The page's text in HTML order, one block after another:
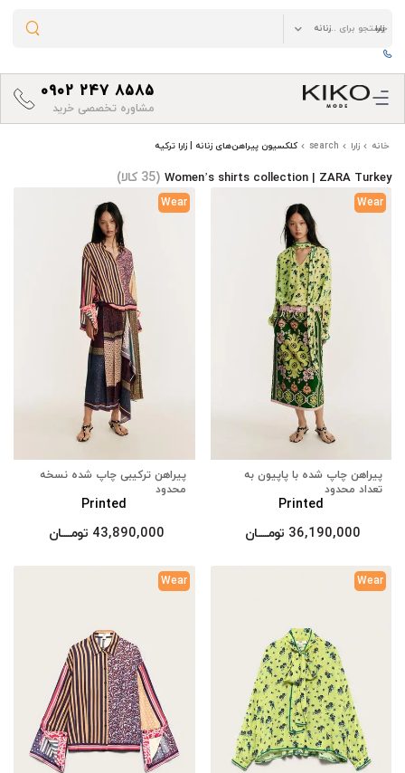
0902 247 8585
مشاوره تخصصی خرید
خانه زارا search کلکسیون پیراهن‌های زنانه | زارا ترکیه
Women’s shirts collection | ZARA Turkey (35 کالا)
Wear
پیراهن چاپ شده با پاپیون به
تعداد محدود
Printed
36,190,000 تومــــــان
Wear
پیراهن ترکیبی چاپ شده نسخه
محدود
Printed
43,890,000 تومــــــان
Wear
Wear